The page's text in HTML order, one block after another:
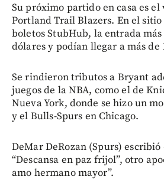
Su próximo partido en casa es el
Portland Trail Blazers. En el
boletos StubHub, la entrada
dólares y podían llegar a más de
Se rindieron tributos a Bryant
juegos de la NBA, como el de
Nueva York, donde se hizo un
y el Bulls-Spurs en Chicago.
DeMar DeRozan (Spurs)
“Descansa en paz frijol”, otro
amo hermano mayor”.